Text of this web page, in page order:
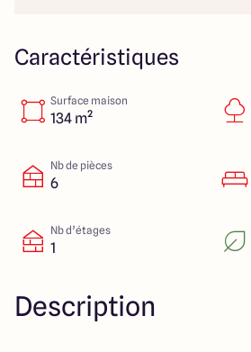
4.4
Caractéristiques
Surface maison
134 m²
Nb de pièces
6
Nb d’étages
1
Description